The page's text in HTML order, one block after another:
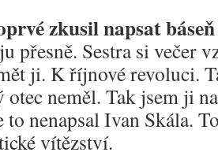
zkusil napsat
přesně. Sestra si večer
ji. K říjnové revoluci.
neměl. Tak jsem ji
to nenapsal Ivan Skála.
vítězství.